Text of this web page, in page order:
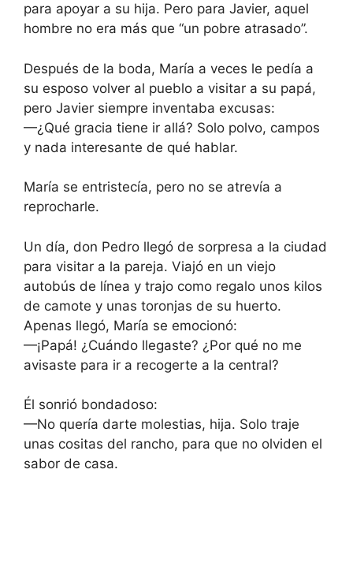
para apoyar a su hija. Pero para Javier, aquel
hombre no era más que “un pobre atrasado”.
Después de la boda, María a veces le pedía a
su esposo volver al pueblo a visitar a su papá,
pero Javier siempre inventaba excusas:
—¿Qué gracia tiene ir allá? Solo polvo, campos
y nada interesante de qué hablar.
María se entristecía, pero no se atrevía a
reprocharle.
Un día, don Pedro llegó de sorpresa a la ciudad
para visitar a la pareja. Viajó en un viejo
autobús de línea y trajo como regalo unos kilos
de camote y unas toronjas de su huerto.
Apenas llegó, María se emocionó:
—¡Papá! ¿Cuándo llegaste? ¿Por qué no me
avisaste para ir a recogerte a la central?
Él sonrió bondadoso:
—No quería darte molestias, hija. Solo traje
unas cositas del rancho, para que no olviden el
sabor de casa.